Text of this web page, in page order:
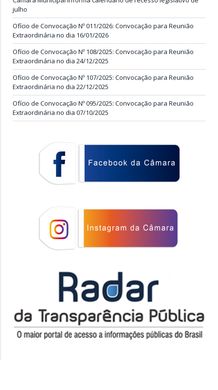
julho
Ofício de Convocação Nº 011/2026: Convocação para Reunião
Extraordinária no dia 16/01/2026
Ofício de Convocação Nº 108/2025: Convocação para Reunião
Extraordinária no dia 24/12/2025
Ofício de Convocação Nº 107/2025: Convocação para Reunião
Extraordinária no dia 22/12/2025
Ofício de Convocação Nº 095/2025: Convocação para Reunião
Extraordinária no dia 07/10/2025